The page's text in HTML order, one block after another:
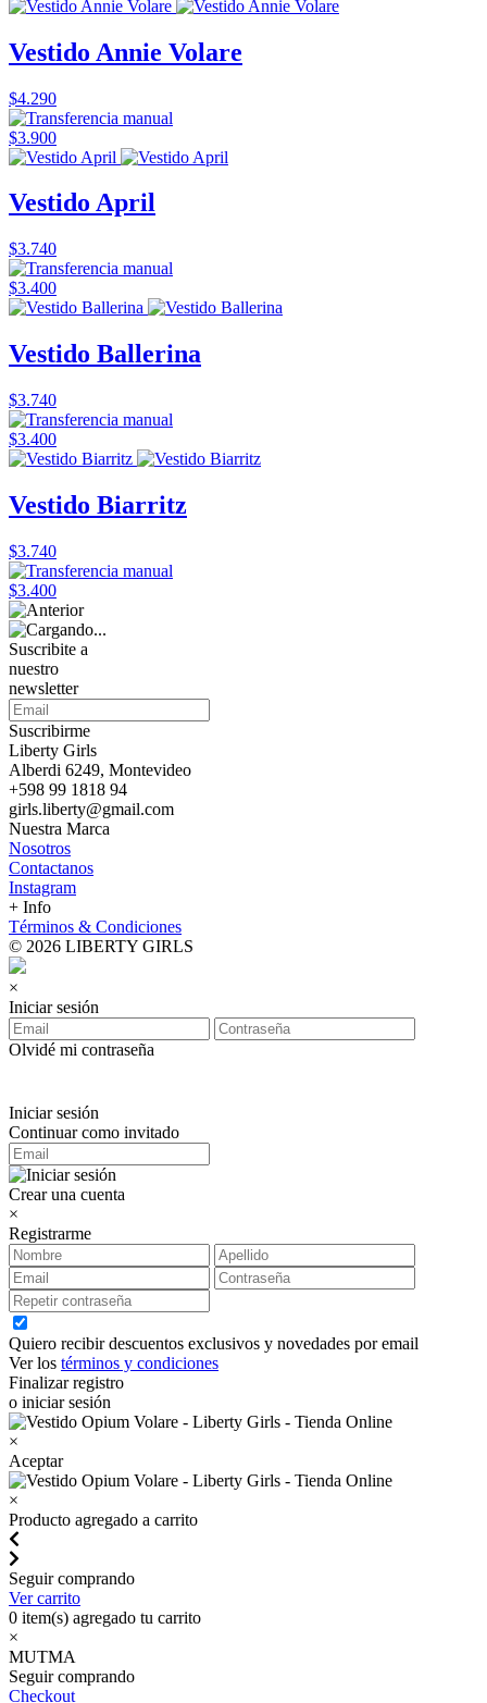
Vestido Annie Volare
$4.290
$3.900
Vestido April
$3.740
$3.400
Vestido Ballerina
$3.740
$3.400
Vestido Biarritz
$3.740
$3.400
Suscribite a
nuestro
newsletter
Suscribirme
Liberty Girls
Alberdi 6249, Montevideo
+598 99 1818 94
girls.liberty@gmail.com
Nuestra Marca
Nosotros
Contactanos
Instagram
+ Info
Términos & Condiciones
© 2026 LIBERTY GIRLS
×
Iniciar sesión
Olvidé mi contraseña
Iniciar sesión
Continuar como invitado
Crear una cuenta
×
Registrarme
Quiero recibir descuentos exclusivos y novedades por email
Ver los términos y condiciones
Finalizar registro
o iniciar sesión
×
Aceptar
×
Producto agregado a carrito
Seguir comprando
Ver carrito
0 item(s) agregado tu carrito
×
MUTMA
Seguir comprando
Checkout